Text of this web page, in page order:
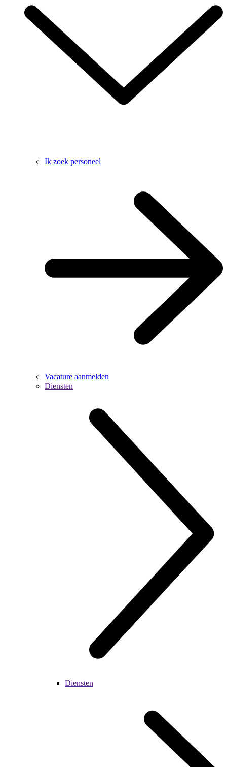
Ik zoek personeel
Vacature aanmelden
Diensten
Diensten